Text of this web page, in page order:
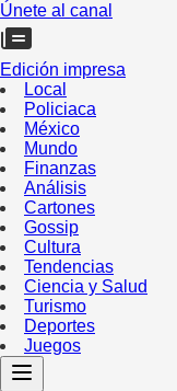
Únete al canal
Edición impresa
Local
Policiaca
México
Mundo
Finanzas
Análisis
Cartones
Gossip
Cultura
Tendencias
Ciencia y Salud
Turismo
Deportes
Juegos